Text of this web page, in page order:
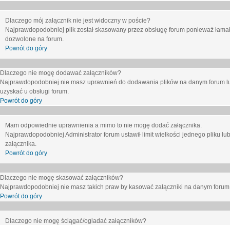
Dlaczego mój załącznik nie jest widoczny w poście?
Najprawdopodobniej plik został skasowany przez obsługę forum ponieważ
dozwolone na forum.
Powrót do góry
Dlaczego nie mogę dodawać załączników?
Najprawdopodobniej nie masz uprawnień do dodawania plików na danym forum
uzyskać u obsługi forum.
Powrót do góry
Mam odpowiednie uprawnienia a mimo to nie mogę dodać załącznika.
Najprawdopodobniej Administrator forum ustawił limit wielkości jednego pliku
załącznika.
Powrót do góry
Dlaczego nie mogę skasować załączników?
Najprawdopodobniej nie masz takich praw by kasować załączniki na danym
Powrót do góry
Dlaczego nie mogę ściągać/ogladać załączników?